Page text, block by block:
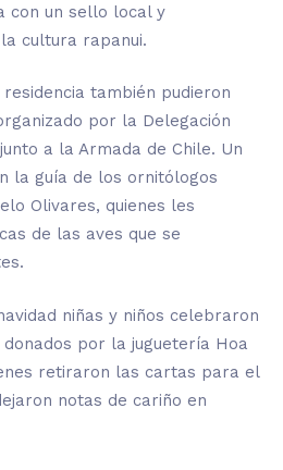
con un sello local y
cultura rapanui.
también pudieron
por la Delegación
a la Armada de Chile. Un
la guía de los ornitólogos
Olivares, quienes les
de las aves que se
niñas y niños celebraron
por la juguetería Hoa
retiraron las cartas para el
notas de cariño en